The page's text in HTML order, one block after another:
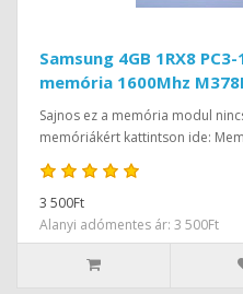
Samsung 4GB 1RX8
memória 1600Mhz
Sajnos ez a memória modul
memóriákért kattintson ide:
3 500Ft
Alanyi adómentes ár: 3 500Ft